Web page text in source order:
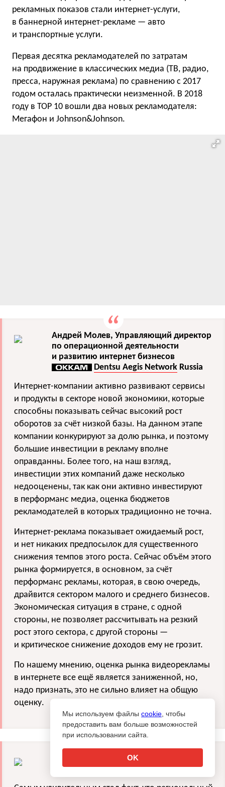
рекламных показов стали интернет-услуги,
в баннерной интернет-рекламе — авто
и транспортные услуги.
Первая десятка рекламодателей по затратам
на продвижение в классических медиа (ТВ, радио,
пресса, наружная реклама) по сравнению с 2017
годом осталась практически неизменной. В 2018
году в TOP 10 вошли два новых рекламодателя:
Мегафон и Johnson&Johnson.
Андрей Молев, Управляющий директор
по операционной деятельности
и развитию интернет бизнесов
Dentsu Aegis Network Russia
Интернет-компании активно развивают сервисы
и продукты в секторе новой экономики, которые
способны показывать сейчас высокий рост
оборотов за счёт низкой базы. На данном этапе
компании конкурируют за долю рынка, и поэтому
большие инвестиции в рекламу вполне
оправданны. Более того, на наш взгляд,
инвестиции этих компаний даже несколько
недооценены, так как они активно инвестируют
в перформанс медиа, оценка бюджетов
рекламодателей в которых традиционно не точна.
Интернет-реклама показывает ожидаемый рост,
и нет никаких предпосылок для существенного
снижения темпов этого роста. Сейчас объём этого
рынка формируется, в основном, за счёт
перформанс рекламы, которая, в свою очередь,
драйвится сектором малого и среднего бизнесов.
Экономическая ситуация в стране, с одной
стороны, не позволяет рассчитывать на резкий
рост этого сектора, с другой стороны —
и критическое снижение доходов ему не грозит.
По нашему мнению, оценка рынка видеорекламы
в интернете все ещё является заниженной, но,
надо признать, это не сильно влияет на общую
оценку.
Алексей Парфун, директор по new
business и PR
AG Deltaplan
Мы используем файлы cookie , чтобы
предоставить вам больше возможностей
при использовании сайта.
OK